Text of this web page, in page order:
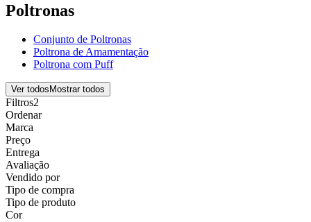
Poltronas
Conjunto de Poltronas
Poltrona de Amamentação
Poltrona com Puff
Ver todos Mostrar todos
Filtros2
Ordenar
Marca
Preço
Entrega
Avaliação
Vendido por
Tipo de compra
Tipo de produto
Cor